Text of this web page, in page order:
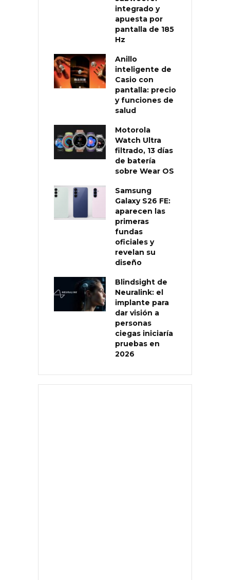
integrado y
apuesta por
pantalla de 185
Hz
Anillo
inteligente de
Casio con
pantalla: precio
y funciones de
salud
Motorola
Watch Ultra
filtrado, 13 días
de batería
sobre Wear OS
Samsung
Galaxy S26 FE:
aparecen las
primeras
fundas
oficiales y
revelan su
diseño
Blindsight de
Neuralink: el
implante para
dar visión a
personas
ciegas iniciaría
pruebas en
2026